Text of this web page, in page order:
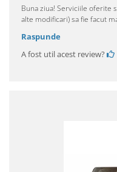
Buna ziua! Serviciile oferite
alte modificari) sa fie facut
Raspunde
A fost util acest review?